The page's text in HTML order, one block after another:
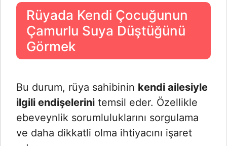
Rüyada Kendi Çocuğunun
Çamurlu Suya Düştüğünü
Görmek
Bu durum, rüya sahibinin kendi ailesiyle
ilgili endişelerini temsil eder. Özellikle
ebeveynlik sorumluluklarını sorgulama
ve daha dikkatli olma ihtiyacını işaret